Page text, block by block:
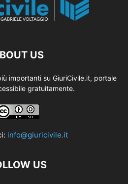
US
importanti su GiuriCivile.it, portale
gratuitamente.
info@giuricivile.it
US